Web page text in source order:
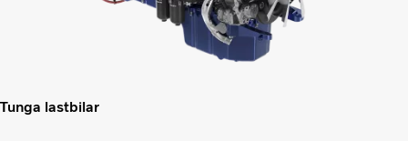
Tunga lastbilar